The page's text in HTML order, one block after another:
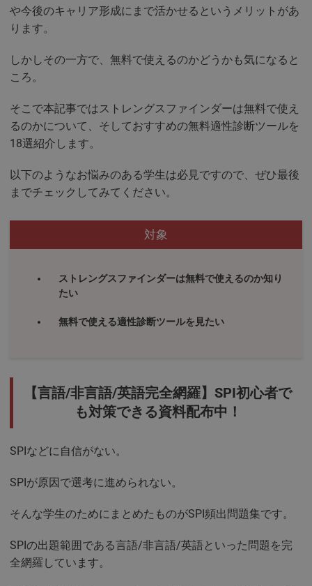
や今後のキャリア形成にまで活かせるというメリットがあ
ります。
しかしその一方で、無料で使えるのかどうかも気になると
ころ。
そこで本記事ではストレングスファインダーは無料で使え
るのかについて、そしておすすめの無料適性診断ツールを
18選紹介します。
以下のようなお悩みのある学生は必見ですので、ぜひ最後
までチェックしてみてください。
対象
ストレングスファインダーは無料で使えるのか知り
たい
無料で使える適性診断ツールを見たい
【言語/非言語/英語完全網羅】SPI初心者で
も対策できる資料配布中！
SPIなどに自信がない。
SPIが原因で選考に進められない。
そんな学生のためにまとめたものがSPI頻出問題集です。
SPIの出題範囲である言語/非言語/英語といった問題を完
全網羅しています。